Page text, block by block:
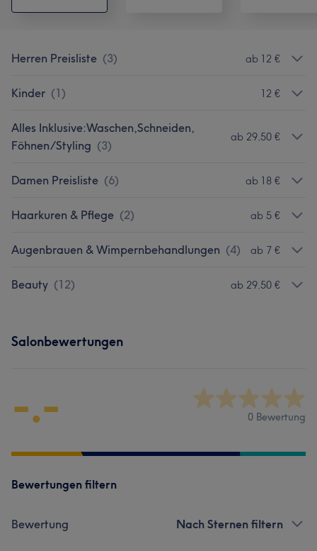
Herren Preisliste (3) ab 12 €
Kinder (1) 12 €
Alles Inklusive:Waschen,Schneiden,
Föhnen/Styling (3)
ab 29,50 €
Damen Preisliste (6) ab 18 €
Haarkuren & Pflege (2) ab 5 €
Augenbrauen & Wimpernbehandlungen (4) ab 7 €
Beauty (12) ab 29,50 €
Salonbewertungen
-.- 0 Bewertung
Bewertungen filtern
Bewertung Nach Sternen filtern